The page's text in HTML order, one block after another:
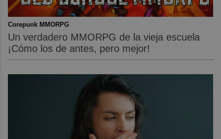
Corepunk MMORPG
Un verdadero MMORPG de la vieja escuela
¡Cómo los de antes, pero mejor!